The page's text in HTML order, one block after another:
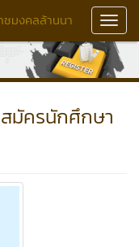
ชมงคลล้านนา
มัครนักศึกษา